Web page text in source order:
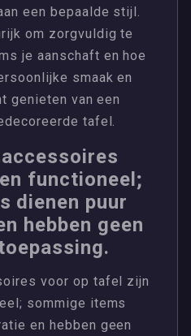
een bepaalde stijl.
om zorgvuldig te
je aanschaft en hoe
smaak en
genieten van een
tafel.
functioneel;
dienen puur
hebben geen
voor op tafel zijn
sommige items
en hebben geen